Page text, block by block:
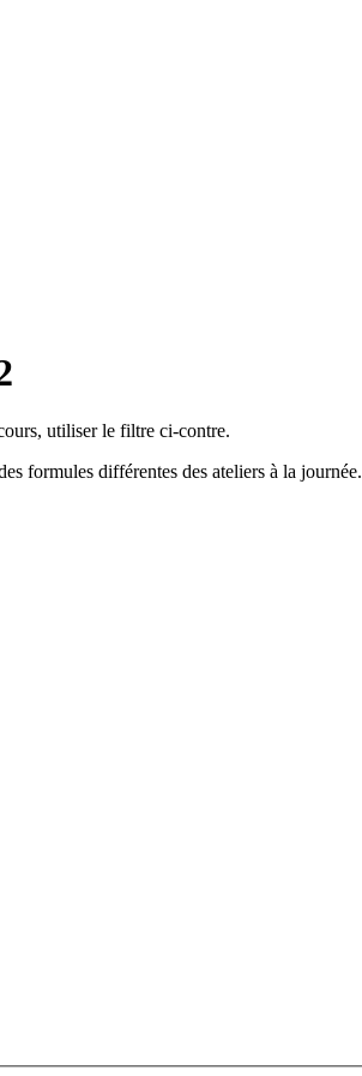
utiliser le filtre ci-contre.
formules différentes des ateliers à la journée.